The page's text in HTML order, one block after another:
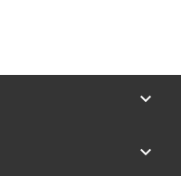
keyboard_arrow_down
keyboard_arrow_down